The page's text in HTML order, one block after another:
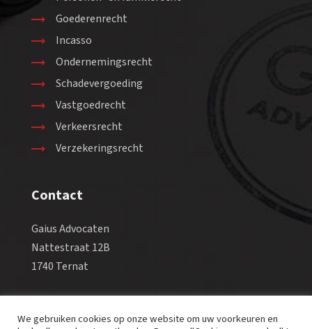
Goederenrecht
Incasso
Ondernemingsrecht
Schadevergoeding
Vastgoedrecht
Verkeersrecht
Verzekeringsrecht
Contact
Gaius Advocaten
Nattestraat 12B
1740 Ternat
Fax +32 2 569 38 90
We gebruiken cookies op onze website om uw voorkeuren en